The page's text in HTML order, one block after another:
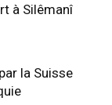
à Silêmanî
la Suisse